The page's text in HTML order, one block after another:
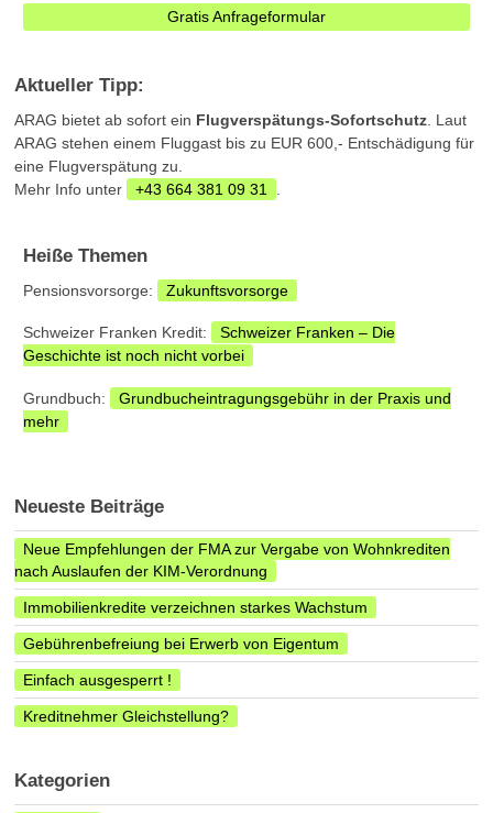
Gratis Anfrageformular
Aktueller Tipp:
ARAG bietet ab sofort ein Flugverspätungs-Sofortschutz . Laut
ARAG stehen einem Fluggast bis zu EUR 600,- Entschädigung für
eine Flugverspätung zu.
Mehr Info unter
+43 664 381 09 31
Heiße Themen
Pensionsvorsorge: Zukunftsvorsorge
Schweizer Franken Kredit:
Schweizer Franken – Die
Geschichte ist noch nicht vorbei
Grundbuch:
Grundbucheintragungsgebühr in der Praxis und
mehr
Neueste Beiträge
Neue Empfehlungen der FMA zur Vergabe von Wohnkrediten
nach Auslaufen der KIM-Verordnung
Immobilienkredite verzeichnen starkes Wachstum
Gebührenbefreiung bei Erwerb von Eigentum
Einfach ausgesperrt !
Kreditnehmer Gleichstellung?
Kategorien